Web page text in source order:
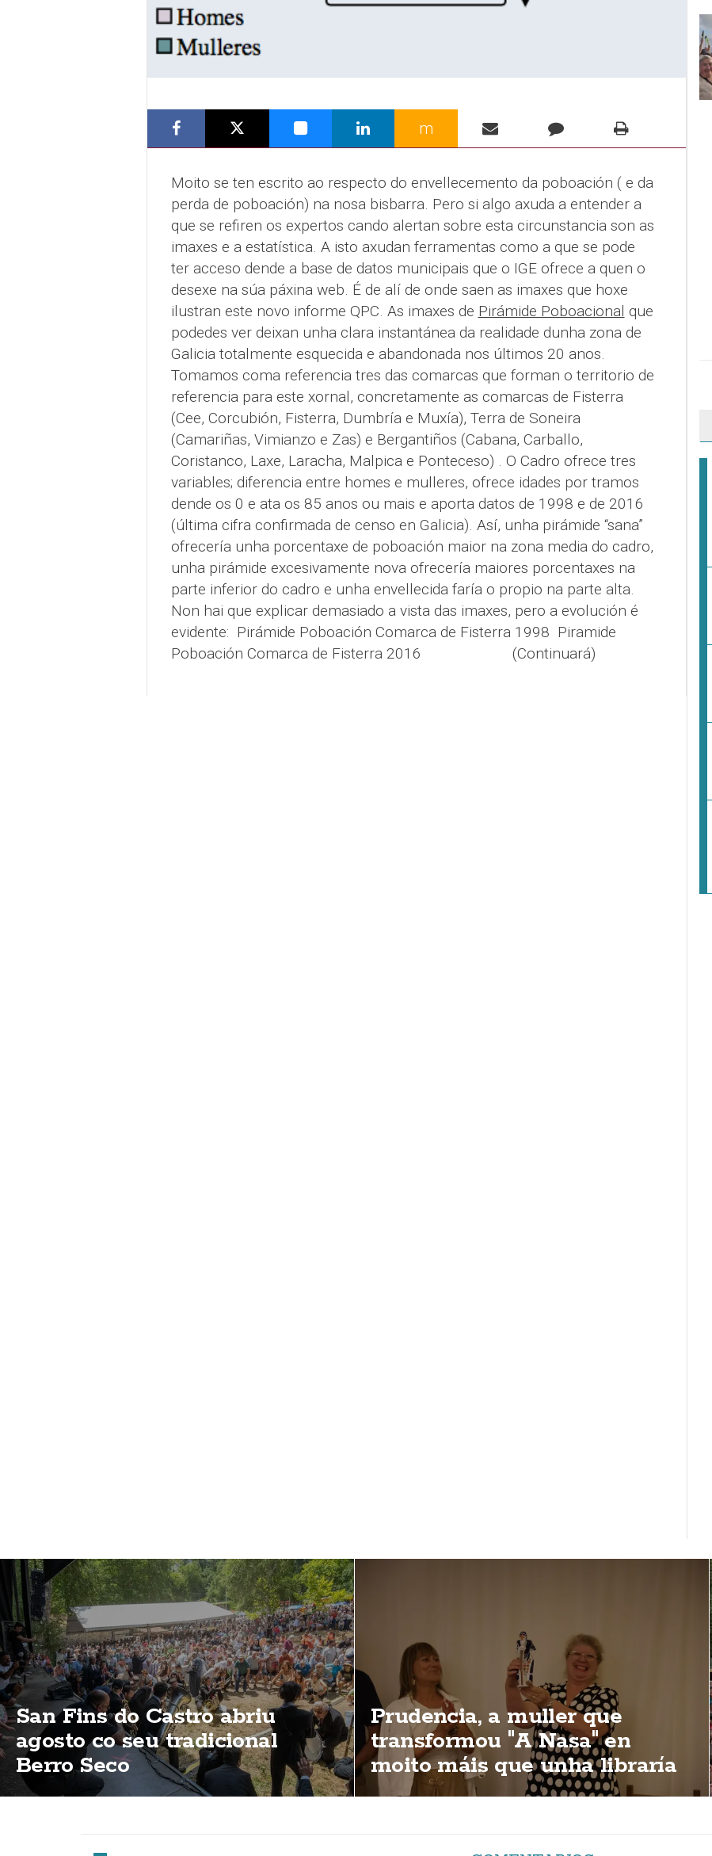
m
Moito se ten escrito ao respecto do envellecemento da poboación ( e da
perda de poboación) na nosa bisbarra. Pero si algo axuda a entender a
que se refiren os expertos cando alertan sobre esta circunstancia son as
imaxes e a estatística. A isto axudan ferramentas como a que se pode
ter acceso dende a base de datos municipais que o IGE ofrece a quen o
desexe na súa páxina web. É de alí de onde saen as imaxes que hoxe
ilustran este novo informe QPC. As imaxes de Pirámide Poboacional que
podedes ver deixan unha clara instantánea da realidade dunha zona de
Galicia totalmente esquecida e abandonada nos últimos 20 anos.
Tomamos coma referencia tres das comarcas que forman o territorio de
referencia para este xornal, concretamente as comarcas de Fisterra
(Cee, Corcubión, Fisterra, Dumbría e Muxía), Terra de Soneira
(Camariñas, Vimianzo e Zas) e Bergantiños (Cabana, Carballo,
Coristanco, Laxe, Laracha, Malpica e Ponteceso) . O Cadro ofrece tres
variables; diferencia entre homes e mulleres, ofrece idades por tramos
dende os 0 e ata os 85 anos ou mais e aporta datos de 1998 e de 2016
(última cifra confirmada de censo en Galicia). Así, unha pirámide “sana”
ofrecería unha porcentaxe de poboación maior na zona media do cadro,
unha pirámide excesivamente nova ofrecería maiores porcentaxes na
parte inferior do cadro e unha envellecida faría o propio na parte alta.
Non hai que explicar demasiado a vista das imaxes, pero a evolución é
evidente: Pirámide Poboación Comarca de Fisterra 1998 Piramide
Poboación Comarca de Fisterra 2016 (Continuará)
San Fins do Castro abriu
agosto co seu tradicional
Berro Seco
Prudencia, a muller que
transformou "A Nasa" en
moito máis que unha libraría